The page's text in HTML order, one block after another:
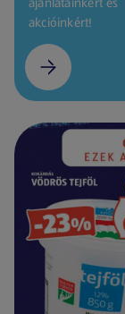
akcióinkért!